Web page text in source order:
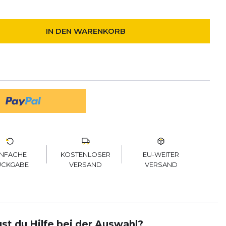
IN DEN WARENKORB
KOSTENLOSER
VERSAND
EU-WEITER
VERSAND